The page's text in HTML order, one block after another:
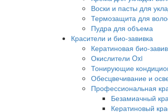
Воски и пасты для
Термозащита для
Пудра для объема
Красители и био-завивка
Кератиновая био-
Окислители Oxi
Тонирующие
Обесцвечивание и
Профессиональная
Безамиачный
Кератиновый